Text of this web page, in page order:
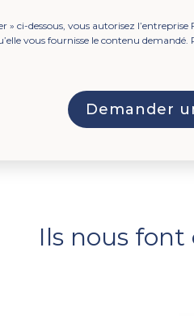
» ci-dessous, vous autorisez
vous fournisse le contenu
Ils nous font